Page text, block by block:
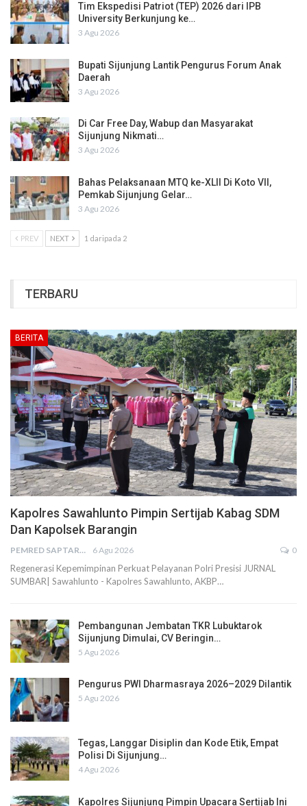
Tim Ekspedisi Patriot (TEP) 2026 dari IPB
University Berkunjung ke…
3 Agu 2026
Bupati Sijunjung Lantik Pengurus Forum Anak
Daerah
3 Agu 2026
Di Car Free Day, Wabup dan Masyarakat
Sijunjung Nikmati…
3 Agu 2026
Bahas Pelaksanaan MTQ ke-XLII Di Koto VII,
Pemkab Sijunjung Gelar…
3 Agu 2026
PREV NEXT 1 daripada 2
TERBARU
BERITA
Kapolres Sawahlunto Pimpin Sertijab Kabag SDM
Dan Kapolsek Barangin
PEMRED SAPTARIUS 6 Agu 2026 0
Regenerasi Kepemimpinan Perkuat Pelayanan Polri Presisi JURNAL
SUMBAR| Sawahlunto - Kapolres Sawahlunto, AKBP…
Pembangunan Jembatan TKR Lubuktarok
Sijunjung Dimulai, CV Beringin…
5 Agu 2026
Pengurus PWI Dharmasraya 2026–2029 Dilantik
5 Agu 2026
Tegas, Langgar Disiplin dan Kode Etik, Empat
Polisi Di Sijunjung…
4 Agu 2026
Kapolres Sijunjung Pimpin Upacara Sertijab Ini